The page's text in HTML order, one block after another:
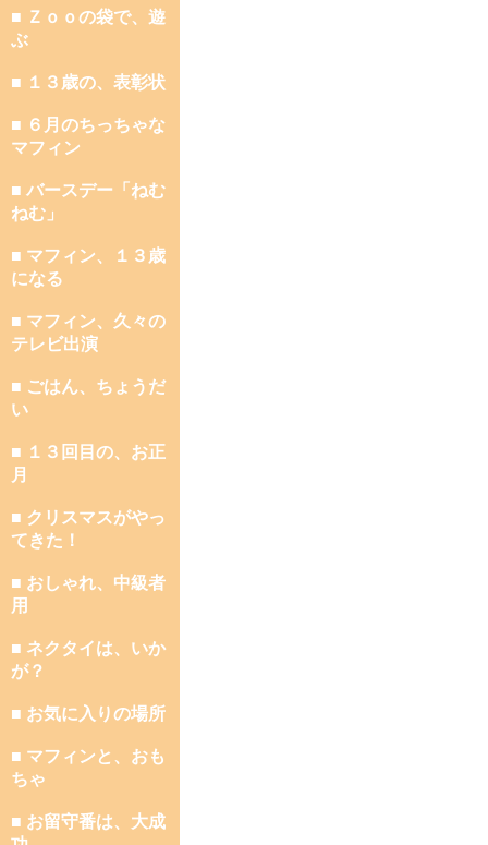
■ Ｚｏｏの袋で、遊
ぶ
■ １３歳の、表彰状
■ ６月のちっちゃな
マフィン
■ バースデー「ねむ
ねむ」
■ マフィン、１３歳
になる
■ マフィン、久々の
テレビ出演
■ ごはん、ちょうだ
い
■ １３回目の、お正
月
■ クリスマスがやっ
てきた！
■ おしゃれ、中級者
用
■ ネクタイは、いか
が？
■ お気に入りの場所
■ マフィンと、おも
ちゃ
■ お留守番は、大成